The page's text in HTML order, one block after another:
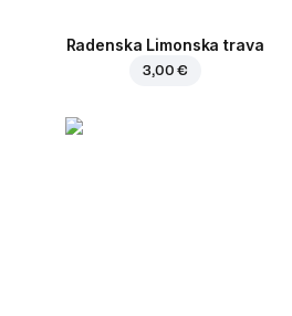
Radenska Limonska trava
3,00 €